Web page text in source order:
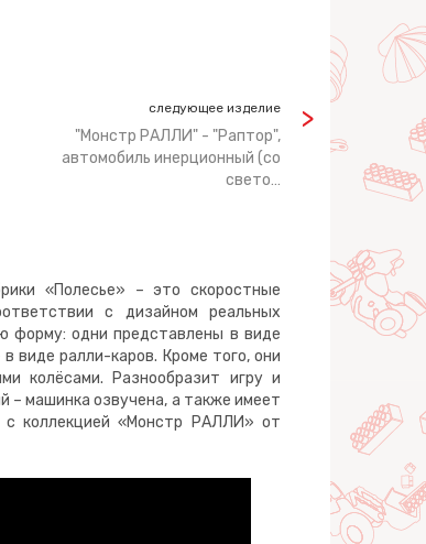
следующее изделие
"Монстр РАЛЛИ" - "Раптор",
автомобиль инерционный (со
свето…
«Полесье» – это скоростные
с дизайном реальных
форму: одни представлены в виде
виде ралли-каров. Кроме того, они
колёсами. Разнообразит игру и
– машинка озвучена, а также имеет
с коллекцией «Монстр РАЛЛИ» от